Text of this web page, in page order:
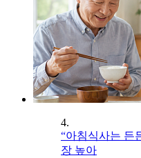
4.
“아침식사는 든
장 높아